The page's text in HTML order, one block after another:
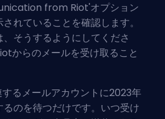
from Riot'オプション
れていることを確認します。
そうするようにしてくださ
からのメールを受け取ること
るメールアカウントに2023年
のを待つだけです。いつ受け